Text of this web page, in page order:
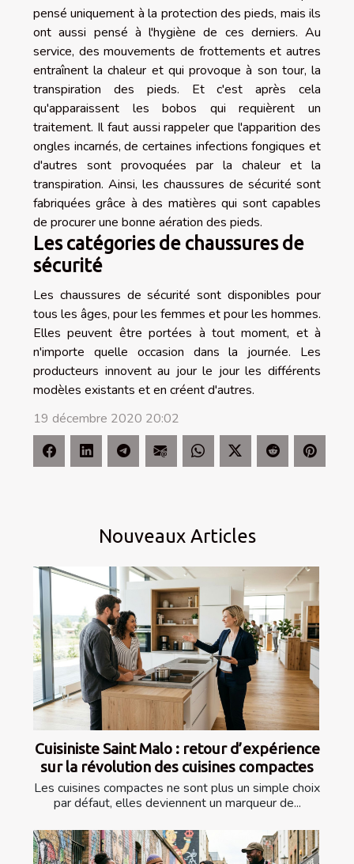
pensé uniquement à la protection des pieds, mais ils
ont aussi pensé à l'hygiène de ces derniers. Au
service, des mouvements de frottements et autres
entraînent la chaleur et qui provoque à son tour, la
transpiration des pieds. Et c'est après cela
qu'apparaissent les bobos qui requièrent un
traitement. Il faut aussi rappeler que l'apparition des
ongles incarnés, de certaines infections fongiques et
d'autres sont provoquées par la chaleur et la
transpiration. Ainsi, les chaussures de sécurité sont
fabriquées grâce à des matières qui sont capables
de procurer une bonne aération des pieds.
Les catégories de chaussures de
sécurité
Les chaussures de sécurité sont disponibles pour
tous les âges, pour les femmes et pour les hommes.
Elles peuvent être portées à tout moment, et à
n'importe quelle occasion dans la journée. Les
producteurs innovent au jour le jour les différents
modèles existants et en créent d'autres.
19 décembre 2020 20:02
Nouveaux Articles
Cuisiniste Saint Malo : retour d’expérience
sur la révolution des cuisines compactes
Les cuisines compactes ne sont plus un simple choix
par défaut, elles deviennent un marqueur de...